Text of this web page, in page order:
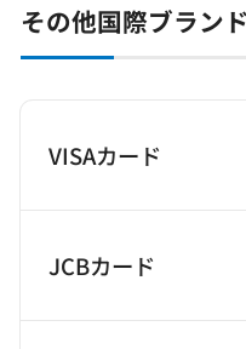
その他国際ブラン
VISAカード
JCBカード